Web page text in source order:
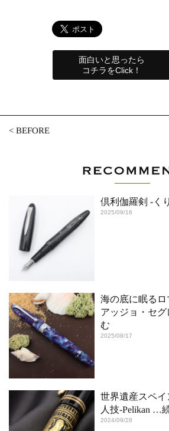
面白いと思ったら
コチラをClick！
<BEFORE
倶利伽羅剣 -く
2025/09/16
海の底に眠るロ
アッジョ・セグ
む
2025/08/17
世界遺産スペ
人技-Pelikan …
2024/09/28